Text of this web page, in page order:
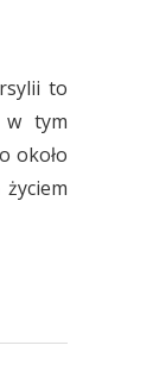
to
w tym
około